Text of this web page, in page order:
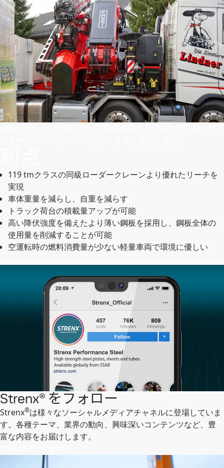
119 tmクラスの同級ローダークレーンより優れたリーチを
実現
車体重量を減らし、自重を減らす
トラック荷台の積載量アップが可能
高い降伏強度を備えたより薄い鋼板を採用し、鋼板全体の
使用量を削減することが可能
空運転時の燃料消費量が少ない軽量車両で環境に優しい
Strenx® をフォロー
Strenx®は様々なソーシャルメディアチャネルに登場していま
す。各種テーマ、業界の動向、興味深いコンテンツなど、豊
富な内容をお届けします。